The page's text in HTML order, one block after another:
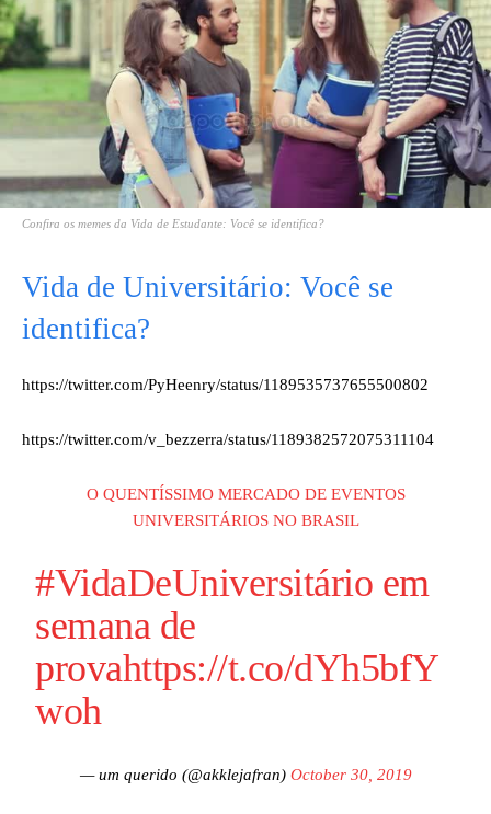
Confira os memes da Vida de Estudante: Você se identifica?
Vida de Universitário: Você se
identifica?
https://twitter.com/PyHeenry/status/1189535737655500802
https://twitter.com/v_bezzerra/status/1189382572075311104
O QUENTÍSSIMO MERCADO DE EVENTOS
UNIVERSITÁRIOS NO BRASIL
#VidaDeUniversitário em
semana de
provahttps://t.co/dYh5bfY
woh
— um querido (@akklejafran) October 30, 2019